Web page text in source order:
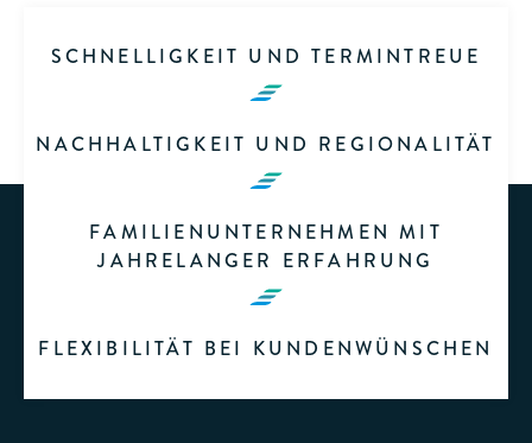
SCHNELLIGKEIT UND TERMINTREUE
NACHHALTIGKEIT UND REGIONALITÄT
FAMILIENUNTERNEHMEN MIT
JAHRELANGER ERFAHRUNG
FLEXIBILITÄT BEI KUNDENWÜNSCHEN